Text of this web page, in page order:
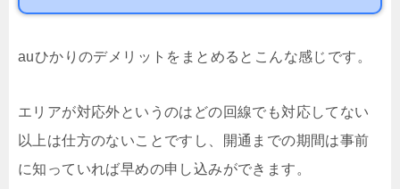
auひかりのデメリットをまとめるとこんな感じです。
エリアが対応外というのはどの回線でも対応してない
以上は仕方のないことですし、開通までの期間は事前
に知っていれば早めの申し込みができます。